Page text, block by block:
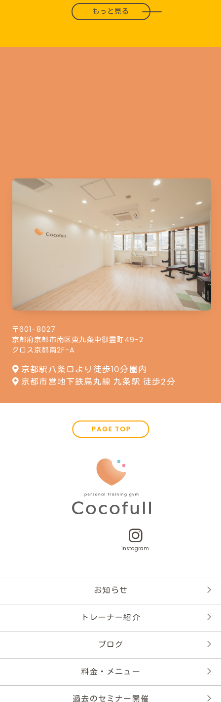
もっと見る
〒601-8027
京都府京都市南区東九条中御霊町49−2
クロス京都南2F-A
京都駅八条口より徒歩10分圏内
京都市営地下鉄烏丸線 九条駅 徒歩2分
PAGE TOP
instagram
お知らせ
トレーナー紹介
ブログ
料金・メニュー
過去のセミナー開催